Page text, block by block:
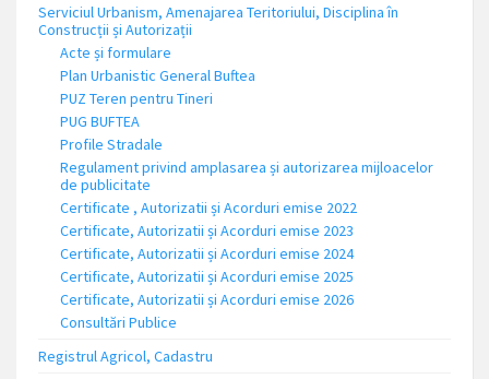
Serviciul Urbanism, Amenajarea Teritoriului, Disciplina în
Construcții și Autorizații
Acte și formulare
Plan Urbanistic General Buftea
PUZ Teren pentru Tineri
PUG BUFTEA
Profile Stradale
Regulament privind amplasarea și autorizarea mijloacelor
de publicitate
Certificate , Autorizatii și Acorduri emise 2022
Certificate, Autorizatii și Acorduri emise 2023
Certificate, Autorizatii și Acorduri emise 2024
Certificate, Autorizatii și Acorduri emise 2025
Certificate, Autorizatii și Acorduri emise 2026
Consultări Publice
Registrul Agricol, Cadastru